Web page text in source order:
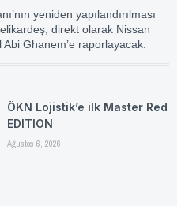
yeniden yapılandırılması
direkt olarak Nissan
Ghanem’e raporlayacak.
ÖKN Lojistik’e ilk Master Red
EDITION
Ağustos 6, 2026